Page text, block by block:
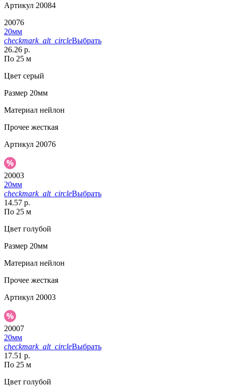
Артикул 20084
20076
20мм
checkmark_alt_circleВыбрать
26.26 р.
По 25 м
Цвет серый
Размер 20мм
Материал нейлон
Прочее жесткая
Артикул 20076
20003
20мм
checkmark_alt_circleВыбрать
14.57 р.
По 25 м
Цвет голубой
Размер 20мм
Материал нейлон
Прочее жесткая
Артикул 20003
20007
20мм
checkmark_alt_circleВыбрать
17.51 р.
По 25 м
Цвет голубой